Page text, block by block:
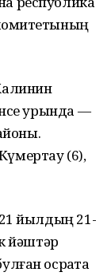
урында —
(6),
йылдың 21-
йәштәр
осраҡта